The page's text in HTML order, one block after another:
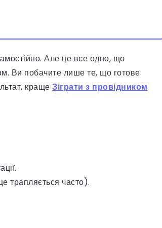
Але це все одно, що
Ви побачите лише те, що готове
краще Зіграти з провідником
трапляється часто).